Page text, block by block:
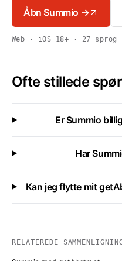
Åbn Summio →
Web · iOS 18+ · 27 sprog
Ofte stillede
Er Summio
Har
Kan jeg flytte mit
RELATEREDE